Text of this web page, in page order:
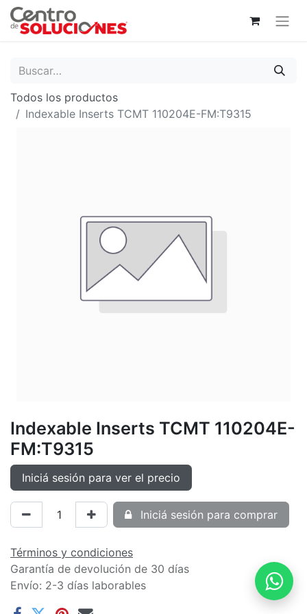
Todos los productos
Indexable Inserts TCMT 110204E-FM:T9315
Indexable Inserts TCMT 110204E-
FM:T9315
Iniciá sesión para ver el precio
Iniciá sesión para comprar
Términos y condiciones
Garantía de devolución de 30 días
Envío: 2-3 días laborables